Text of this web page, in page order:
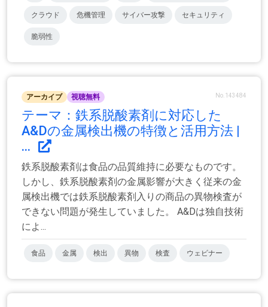
クラウド 危機管理 サイバー攻撃 セキュリティ
脆弱性
アーカイブ 視聴無料 No.143484
テーマ：鉄系脱酸素剤に対応した
A&Dの金属検出機の特徴と活用方法 |
...
鉄系脱酸素剤は食品の品質維持に必要なものです。
しかし、鉄系脱酸素剤の金属影響が大きく従来の金
属検出機では鉄系脱酸素剤入りの商品の異物検査が
できない問題が発生していました。 A&Dは独自技術
によ...
食品 金属 検出 異物 検査 ウェビナー